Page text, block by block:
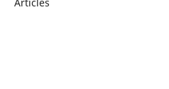
Articles